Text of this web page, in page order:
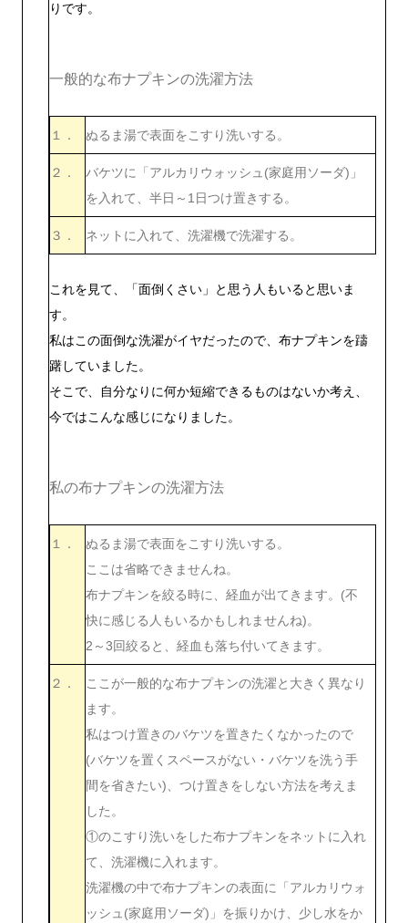
りです。
一般的な布ナプキンの洗濯方法
１． ぬるま湯で表面をこすり洗いする。
２．
バケツに「アルカリウォッシュ(家庭用ソーダ)」
を入れて、半日～1日つけ置きする。
３． ネットに入れて、洗濯機で洗濯する。
これを見て、「面倒くさい」と思う人もいると思いま
す。
私はこの面倒な洗濯がイヤだったので、布ナプキンを躊
躇していました。
そこで、自分なりに何か短縮できるものはないか考え、
今ではこんな感じになりました。
私の布ナプキンの洗濯方法
１．
ぬるま湯で表面をこすり洗いする。
ここは省略できませんね。
布ナプキンを絞る時に、経血が出てきます。(不
快に感じる人もいるかもしれませんね)。
2～3回絞ると、経血も落ち付いてきます。
２．
ここが一般的な布ナプキンの洗濯と大きく異なり
ます。
私はつけ置きのバケツを置きたくなかったので
(バケツを置くスペースがない・バケツを洗う手
間を省きたい)、つけ置きをしない方法を考えま
した。
①のこすり洗いをした布ナプキンをネットに入れ
て、洗濯機に入れます。
洗濯機の中で布ナプキンの表面に「アルカリウォ
ッシュ(家庭用ソーダ)」を振りかけ、少し水をか